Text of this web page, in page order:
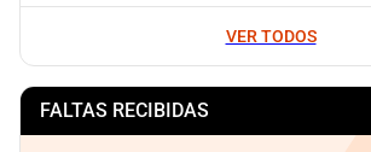
VER TODOS
FALTAS RECIBIDAS